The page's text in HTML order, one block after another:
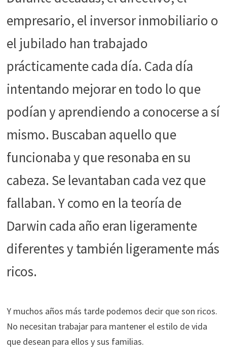
empresario, el inversor inmobiliario o
el jubilado han trabajado
prácticamente cada día. Cada día
intentando mejorar en todo lo que
podían y aprendiendo a conocerse a sí
mismo. Buscaban aquello que
funcionaba y que resonaba en su
cabeza. Se levantaban cada vez que
fallaban. Y como en la teoría de
Darwin cada año eran ligeramente
diferentes y también ligeramente más
ricos.
Y muchos años más tarde podemos decir que son ricos.
No necesitan trabajar para mantener el estilo de vida
que desean para ellos y sus familias.